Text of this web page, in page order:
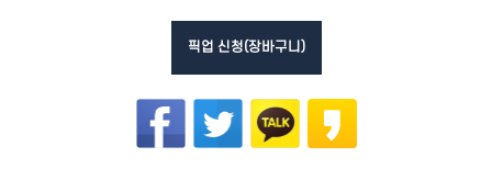
픽업 신청(장바구니)